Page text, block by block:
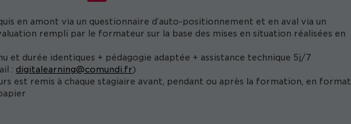
en amont via un questionnaire d’auto-positionnement et en aval via un
rempli par le formateur sur la base des mises en situation réalisées en
et durée identiques + pédagogie adaptée + assistance technique 5j/7
: digitalearning@comundi.fr)
est remis à chaque stagiaire avant, pendant ou après la formation, en format